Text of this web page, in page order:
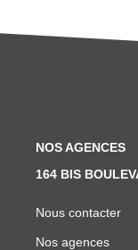
NOS AGENCES
164 BIS
Nous contacter
Nos agences